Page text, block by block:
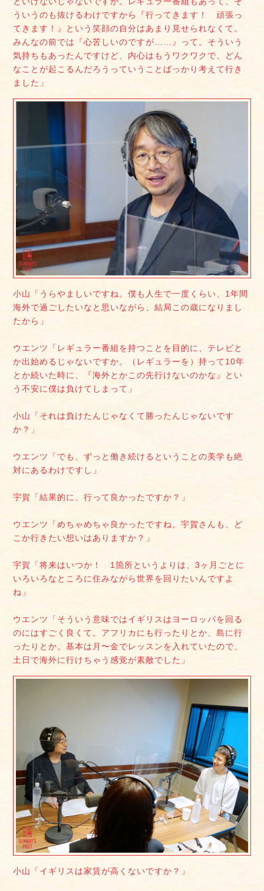
ういうのも抜けるわけですから『行ってきます！ 頑張っ
てきます！』という笑顔の自分はあまり見せられなくて。
みんなの前では『心苦しいのですが……』って。そういう
気持ちもあったんですけど、内心はもうワクワクで、どん
なことが起こるんだろうっていうことばっかり考えて行き
ました」
小山「うらやましいですね。僕も人生で一度くらい、1年間
海外で過ごしたいなと思いながら、結局この歳になりまし
たから」
ウエンツ「レギュラー番組を持つことを目的に、テレビと
か出始めるじゃないですか。（レギュラーを）持って10年
とか続いた時に、『海外とかこの先行けないのかな』とい
う不安に僕は負けてしまって」
小山「それは負けたんじゃなくて勝ったんじゃないです
か？」
ウエンツ「でも、ずっと働き続けるということの美学も絶
対にあるわけですし」
宇賀「結果的に、行って良かったですか？」
ウエンツ「めちゃめちゃ良かったですね。宇賀さんも、ど
こか行きたい想いはありますか？」
宇賀「将来はいつか！ 1箇所というよりは、3ヶ月ごとに
いろいろなところに住みながら世界を回りたいんですよ
ね」
ウエンツ「そういう意味ではイギリスはヨーロッパを回る
のにはすごく良くて。アフリカにも行ったりとか、島に行
ったりとか。基本は月〜金でレッスンを入れていたので、
土日で海外に行けちゃう感覚が素敵でした」
小山「イギリスは家賃が高くないですか？」